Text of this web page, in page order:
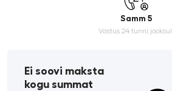
Samm 5
Vastus 24 tunni jooksul.
Ei soovi maksta
kogu summat